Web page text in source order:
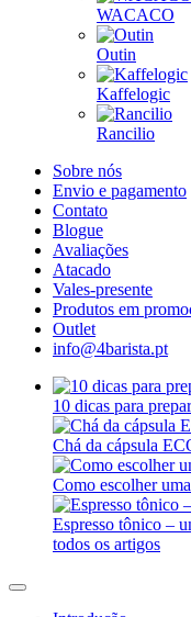
WACACO
Outin
Kaffelogic
Rancilio
Sobre nós
Envio e pagamento
Contato
Blogue
Avaliações
Atacado
Vales-presente
Produtos em
Outlet
info@4barista.pt
10 dicas para
Chá da cápsula
Como escolher
Espresso tônico –
todos os artigos